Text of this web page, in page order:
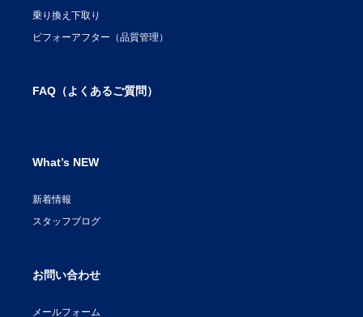
乗り換え下取り
ビフォーアフター（品質管理）
FAQ（よくあるご質問）
What’s NEW
新着情報
スタッフブログ
お問い合わせ
メールフォーム